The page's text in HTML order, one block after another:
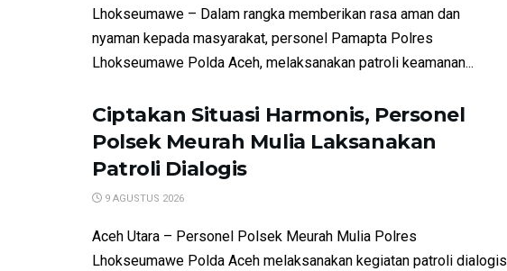
Lhokseumawe – Dalam rangka memberikan rasa aman dan
nyaman kepada masyarakat, personel Pamapta Polres
Lhokseumawe Polda Aceh, melaksanakan patroli keamanan...
Ciptakan Situasi Harmonis, Personel
Polsek Meurah Mulia Laksanakan
Patroli Dialogis
9 AGUSTUS 2026
Aceh Utara – Personel Polsek Meurah Mulia Polres
Lhokseumawe Polda Aceh melaksanakan kegiatan patroli dialogis